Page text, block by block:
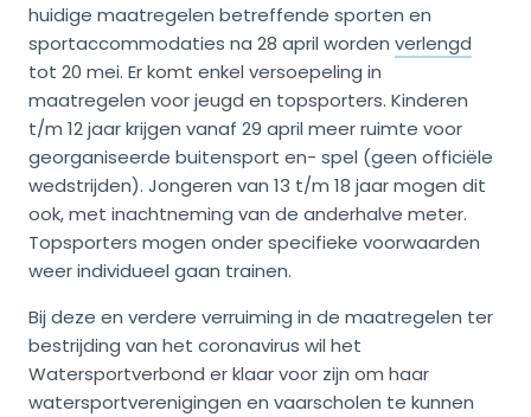
huidige maatregelen betreffende sporten en
sportaccommodaties na 28 april worden verlengd
tot 20 mei. Er komt enkel versoepeling in
maatregelen voor jeugd en topsporters. Kinderen
t/m 12 jaar krijgen vanaf 29 april meer ruimte voor
georganiseerde buitensport en- spel (geen officiële
wedstrijden). Jongeren van 13 t/m 18 jaar mogen dit
ook, met inachtneming van de anderhalve meter.
Topsporters mogen onder specifieke voorwaarden
weer individueel gaan trainen.
Bij deze en verdere verruiming in de maatregelen ter
bestrijding van het coronavirus wil het
Watersportverbond er klaar voor zijn om haar
watersportverenigingen en vaarscholen te kunnen